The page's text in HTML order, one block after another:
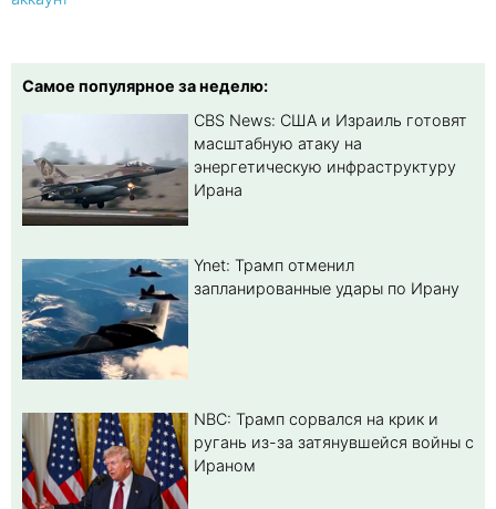
Самое популярное за неделю:
CBS News: США и Израиль готовят
масштабную атаку на
энергетическую инфраструктуру
Ирана
Ynet: Трамп отменил
запланированные удары по Ирану
NBC: Трамп сорвался на крик и
ругань из-за затянувшейся войны с
Ираном